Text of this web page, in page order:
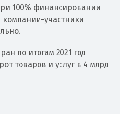
100% финансировании
компании-участники
по итогам 2021 год
товаров и услуг в 4 млрд